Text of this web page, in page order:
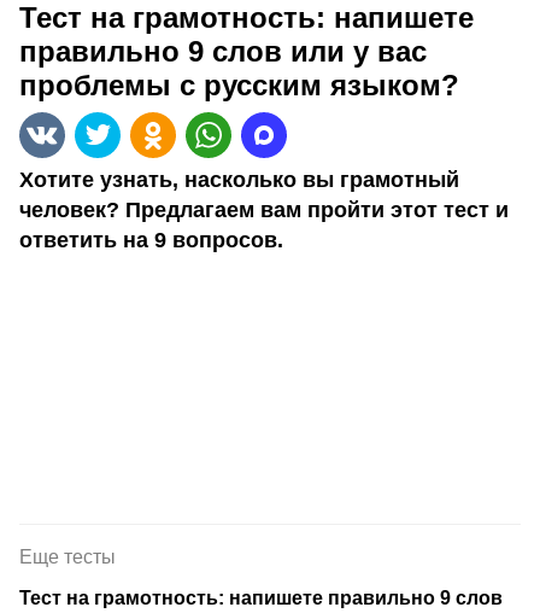
Тест на грамотность: напишете
правильно 9 слов или у вас
проблемы с русским языком?
Хотите узнать, насколько вы грамотный
человек? Предлагаем вам пройти этот тест и
ответить на 9 вопросов.
Еще тесты
Тест на грамотность: напишете правильно 9 слов